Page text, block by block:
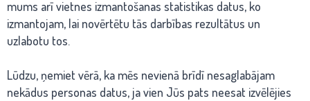
mums arī vietnes izmantošanas statistikas datus, ko
izmantojam, lai novērtētu tās darbības rezultātus un
uzlabotu tos.
Lūdzu, ņemiet vērā, ka mēs nevienā brīdī nesaglabājam
nekādus personas datus, ja vien Jūs pats neesat izvēlējies